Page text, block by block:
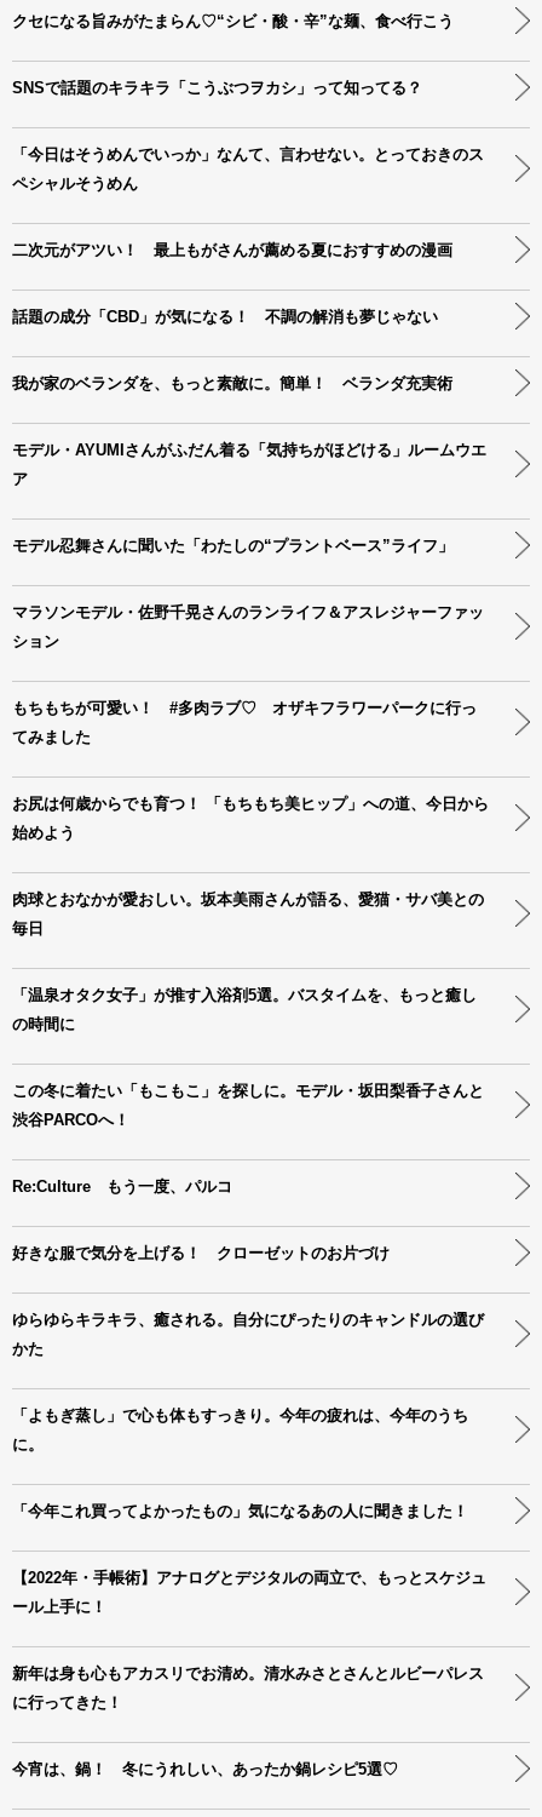
クセになる旨みがたまらん♡“シビ・酸・辛”な麺、食べ行こう
SNSで話題のキラキラ「こうぶつヲカシ」って知ってる？
「今日はそうめんでいっか」なんて、言わせない。とっておきのス
ペシャルそうめん
二次元がアツい！ 最上もがさんが薦める夏におすすめの漫画
話題の成分「CBD」が気になる！ 不調の解消も夢じゃない
我が家のベランダを、もっと素敵に。簡単！ ベランダ充実術
モデル・AYUMIさんがふだん着る「気持ちがほどける」ルームウエ
ア
モデル忍舞さんに聞いた「わたしの“プラントベース”ライフ」
マラソンモデル・佐野千晃さんのランライフ＆アスレジャーファッ
ション
もちもちが可愛い！ #多肉ラブ♡ オザキフラワーパークに行っ
てみました
お尻は何歳からでも育つ！ 「もちもち美ヒップ」への道、今日から
始めよう
肉球とおなかが愛おしい。坂本美雨さんが語る、愛猫・サバ美との
毎日
「温泉オタク女子」が推す入浴剤5選。バスタイムを、もっと癒し
の時間に
この冬に着たい「もこもこ」を探しに。モデル・坂田梨香子さんと
渋谷PARCOへ！
Re:Culture もう一度、パルコ
好きな服で気分を上げる！ クローゼットのお片づけ
ゆらゆらキラキラ、癒される。自分にぴったりのキャンドルの選び
かた
「よもぎ蒸し」で心も体もすっきり。今年の疲れは、今年のうち
に。
「今年これ買ってよかったもの」気になるあの人に聞きました！
【2022年・手帳術】アナログとデジタルの両立で、もっとスケジュ
ール上手に！
新年は身も心もアカスリでお清め。清水みさとさんとルビーパレス
に行ってきた！
今宵は、鍋！ 冬にうれしい、あったか鍋レシピ5選♡